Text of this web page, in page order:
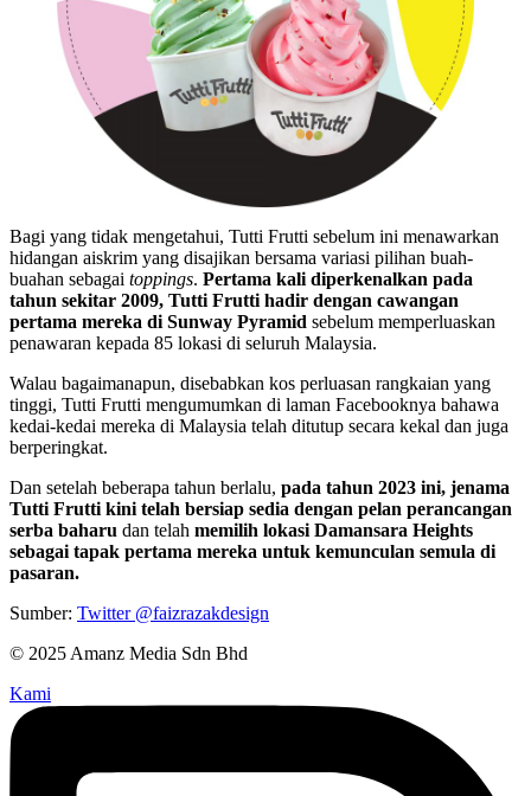
Bagi yang tidak mengetahui, Tutti Frutti sebelum ini menawarkan
hidangan aiskrim yang disajikan bersama variasi pilihan buah-
buahan sebagai toppings. Pertama kali diperkenalkan pada
tahun sekitar 2009, Tutti Frutti hadir dengan cawangan
pertama mereka di Sunway Pyramid sebelum memperluaskan
penawaran kepada 85 lokasi di seluruh Malaysia.
Walau bagaimanapun, disebabkan kos perluasan rangkaian yang
tinggi, Tutti Frutti mengumumkan di laman Facebooknya bahawa
kedai-kedai mereka di Malaysia telah ditutup secara kekal dan juga
berperingkat.
Dan setelah beberapa tahun berlalu, pada tahun 2023 ini, jenama
Tutti Frutti kini telah bersiap sedia dengan pelan perancangan
serba baharu dan telah memilih lokasi Damansara Heights
sebagai tapak pertama mereka untuk kemunculan semula di
pasaran.
Sumber: Twitter @faizrazakdesign
© 2025 Amanz Media Sdn Bhd
Kami